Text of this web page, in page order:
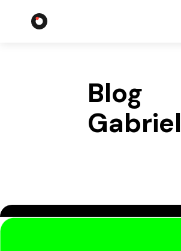
Blog
Gabriel